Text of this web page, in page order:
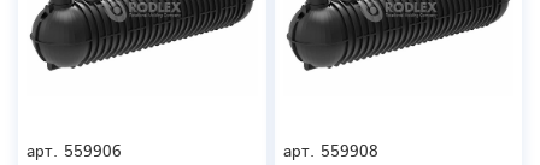
арт. 559906
арт. 559908